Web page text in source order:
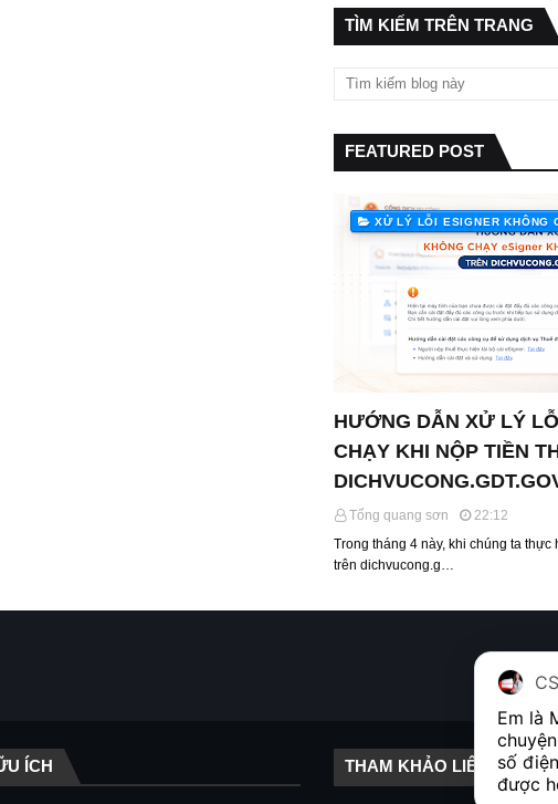
TÌM KIẾM TRÊN TRANG
FEATURED POST
XỬ LÝ LỖI ESIGNER KHÔNG
HƯỚNG DẪN XỬ LÝ
CHẠY KHI NỘP TIỀN
Tống quang sơn
22:12
Trong tháng 4 này, khi chúng ta
trên dichvucong.g…
ÍCH THAM KHẢO LIÊN KẾT
Em là
số
được